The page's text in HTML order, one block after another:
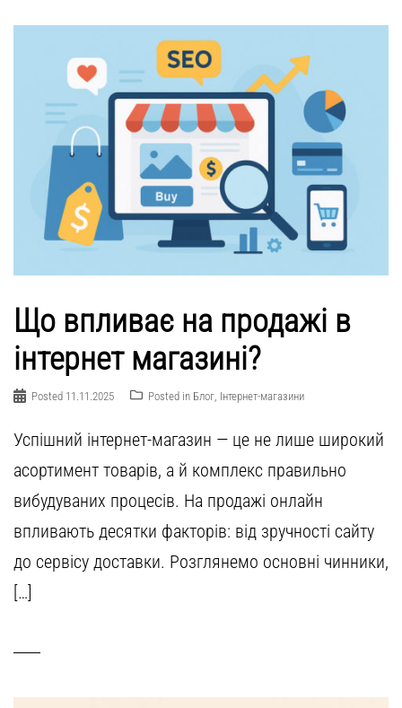
Що впливає на продажі в
інтернет магазині?
Posted 11.11.2025 Posted in Блог Інтернет-магазини
Успішний інтернет-магазин — це не лише широкий
асортимент товарів, а й комплекс правильно
вибудуваних процесів. На продажі онлайн
впливають десятки факторів: від зручності сайту
до сервісу доставки. Розглянемо основні чинники,
[…]